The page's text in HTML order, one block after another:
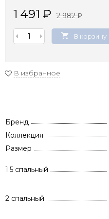
1 491 ₽ 2 982₽
В корзину
В избранное
Бренд
Коллекция
Размер
1.5 спальный
2 спальный